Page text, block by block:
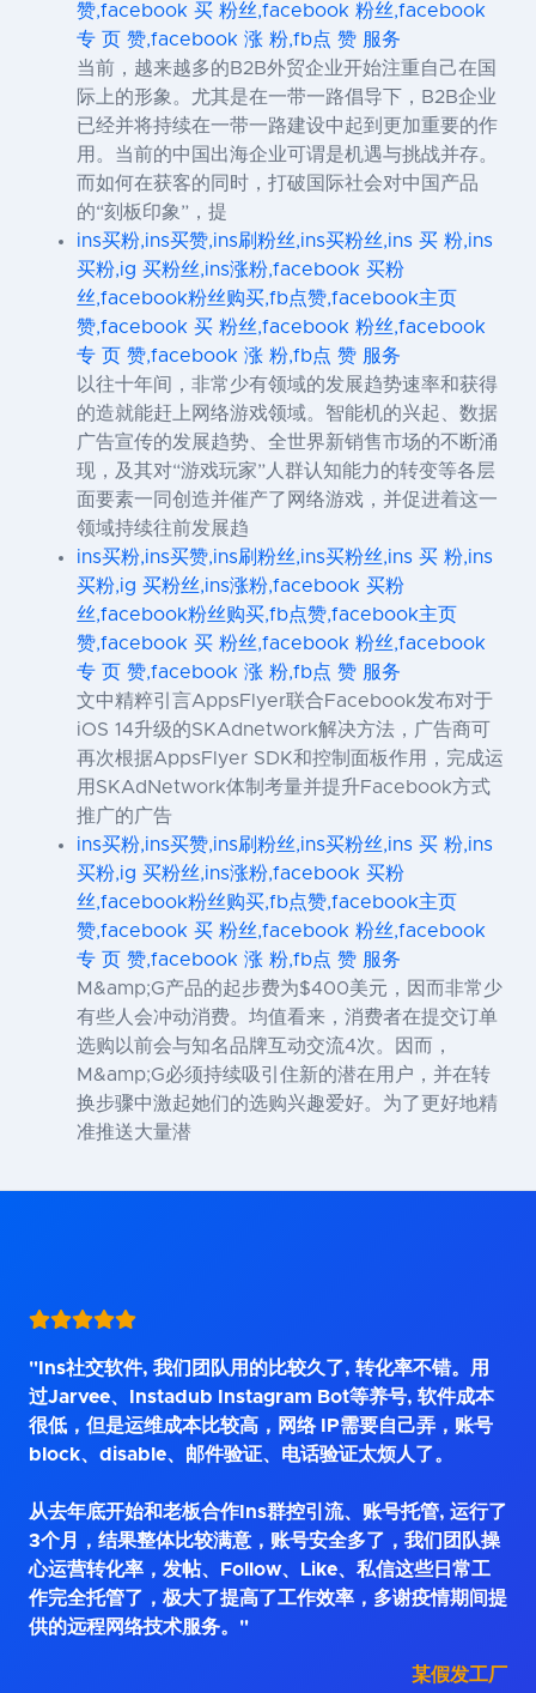
赞,facebook 买 粉丝,facebook 粉丝,facebook
专 页 赞,facebook 涨 粉,fb点 赞 服务
当前，越来越多的B2B外贸企业开始注重自己在国
际上的形象。尤其是在一带一路倡导下，B2B企业
已经并将持续在一带一路建设中起到更加重要的作
用。当前的中国出海企业可谓是机遇与挑战并存。
而如何在获客的同时，打破国际社会对中国产品
的“刻板印象”，提
ins买粉,ins买赞,ins刷粉丝,ins买粉丝,ins 买 粉,ins
买粉,ig 买粉丝,ins涨粉,facebook 买粉
丝,facebook粉丝购买,fb点赞,facebook主页
赞,facebook 买 粉丝,facebook 粉丝,facebook
专 页 赞,facebook 涨 粉,fb点 赞 服务
以往十年间，非常少有领域的发展趋势速率和获得
的造就能赶上网络游戏领域。智能机的兴起、数据
广告宣传的发展趋势、全世界新销售市场的不断涌
现，及其对“游戏玩家”人群认知能力的转变等各层
面要素一同创造并催产了网络游戏，并促进着这一
领域持续往前发展趋
ins买粉,ins买赞,ins刷粉丝,ins买粉丝,ins 买 粉,ins
买粉,ig 买粉丝,ins涨粉,facebook 买粉
丝,facebook粉丝购买,fb点赞,facebook主页
赞,facebook 买 粉丝,facebook 粉丝,facebook
专 页 赞,facebook 涨 粉,fb点 赞 服务
文中精粹引言AppsFlyer联合Facebook发布对于
iOS 14升级的SKAdnetwork解决方法，广告商可
再次根据AppsFlyer SDK和控制面板作用，完成运
用SKAdNetwork体制考量并提升Facebook方式
推广的广告
ins买粉,ins买赞,ins刷粉丝,ins买粉丝,ins 买 粉,ins
买粉,ig 买粉丝,ins涨粉,facebook 买粉
丝,facebook粉丝购买,fb点赞,facebook主页
赞,facebook 买 粉丝,facebook 粉丝,facebook
专 页 赞,facebook 涨 粉,fb点 赞 服务
M&amp;G产品的起步费为$400美元，因而非常少
有些人会冲动消费。均值看来，消费者在提交订单
选购以前会与知名品牌互动交流4次。因而，
M&amp;G必须持续吸引住新的潜在用户，并在转
换步骤中激起她们的选购兴趣爱好。为了更好地精
准推送大量潜
"Ins社交软件, 我们团队用的比较久了, 转化率不错。用
过Jarvee、Instadub Instagram Bot等养号, 软件成本
很低，但是运维成本比较高，网络 IP需要自己弄，账号
block、disable、邮件验证、电话验证太烦人了。
从去年底开始和老板合作Ins群控引流、账号托管, 运行了
3个月，结果整体比较满意，账号安全多了，我们团队操
心运营转化率，发帖、Follow、Like、私信这些日常工
作完全托管了，极大了提高了工作效率，多谢疫情期间提
供的远程网络技术服务。"
某假发工厂